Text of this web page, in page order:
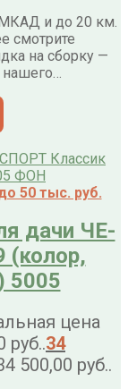
МКАД и до 20 км.
смотрите
на сборку —
нашего…
50 тыс. руб.
дачи ЧЕ-
(колор,
5005
цена
руб..34
500,00 руб..